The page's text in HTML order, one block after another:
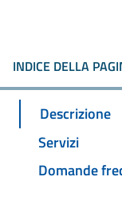
INDICE DELLA
Descrizione
Servizi
Domande